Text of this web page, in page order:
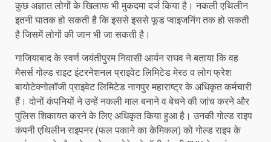
कुछ अज्ञात लोगों के खिलाफ भी मुकदमा दर्ज किया है। नकली एथिलीन
इतनी घातक हो सकती है कि इससे इससे फूड प्वाइजनिंग तक हो सकती
है जिसमें लोगों की जान भी जा सकती है।
गाजियाबाद के स्वर्ण जयंतीपुरम निवासी आर्यन राघव ने बताया कि वह
मैसर्स गोल्ड राइट इंटरनेशनल प्राइवेट लिमिटेड मेरठ व लोग फ्रेश
बायोटेक्नोलॉजी प्राइवेट लिमिटेड नागपुर महाराष्ट्र के अधिकृत कर्मचारी
हैं। दोनों कंपनियों ने उन्हें नकली माल बनाने व बेचने की जांच करने और
पुलिस शिकायत करने के लिए अधिकृत किया हुआ है। उनकी गोल्ड राइप
कंपनी एथिलीन राइपनर (फल पकाने का केमिकल) को गोल्ड राइप के